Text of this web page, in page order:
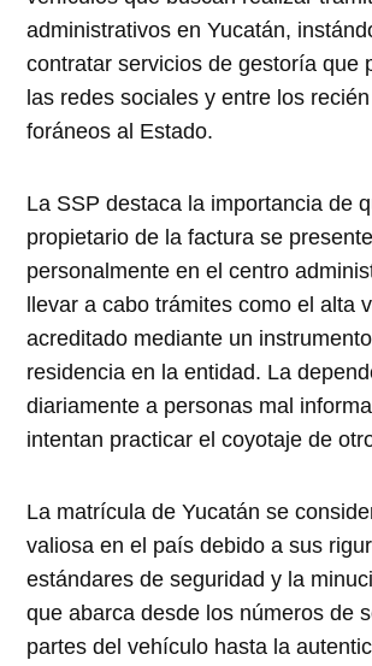
administrativos en Yucatán,
contratar servicios de gestoría que
las redes sociales y entre los
foráneos al Estado.
La SSP destaca la importancia de
propietario de la factura se presente
personalmente en el centro
llevar a cabo trámites como el alta
acreditado mediante un
residencia en la entidad. La
diariamente a personas mal
intentan practicar el coyotaje de
La matrícula de Yucatán se
valiosa en el país debido a sus
estándares de seguridad y la
que abarca desde los números de
partes del vehículo hasta la